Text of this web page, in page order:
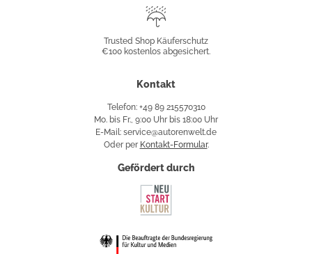
Käuferschutz
Trusted Shop Käuferschutz
€100 kostenlos abgesichert.
Kontakt
Telefon: +49 89 215570310
Mo. bis Fr., 9:00 Uhr bis 18:00 Uhr
E-Mail: service@autorenwelt.de
Oder per Kontakt-Formular.
Gefördert durch